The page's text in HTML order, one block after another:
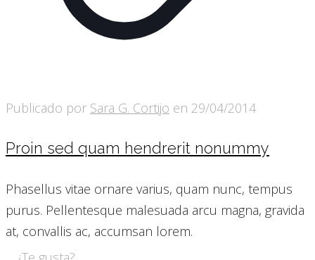
Publicado por Sara G. Cortijo en 29/04/2014
Proin sed quam hendrerit nonummy
Phasellus vitae ornare varius, quam nunc, tempus
purus. Pellentesque malesuada arcu magna, gravida
at, convallis ac, accumsan lorem.